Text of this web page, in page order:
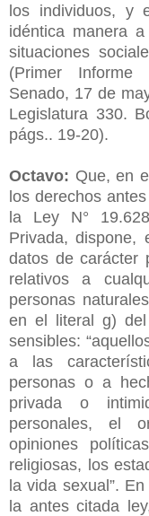
los individuos, y
idéntica manera
situaciones
(Primer Informe
Senado, 17 de
Legislatura 330.
págs.. 19-20).
Octavo: Que, en
los derechos
la Ley N°
Privada,
datos de carácter
relativos a
personas
en el literal g) del
sensibles:
a las
personas o a
privada o
personales, el
opiniones
religiosas, los
la vida sexual”.
la antes citada